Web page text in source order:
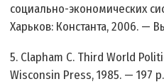
социально-экономических
Харьков: Константа, 2006. —
5. Clapham С. Third World
Wisconsin Press, 1985. — 197 p.